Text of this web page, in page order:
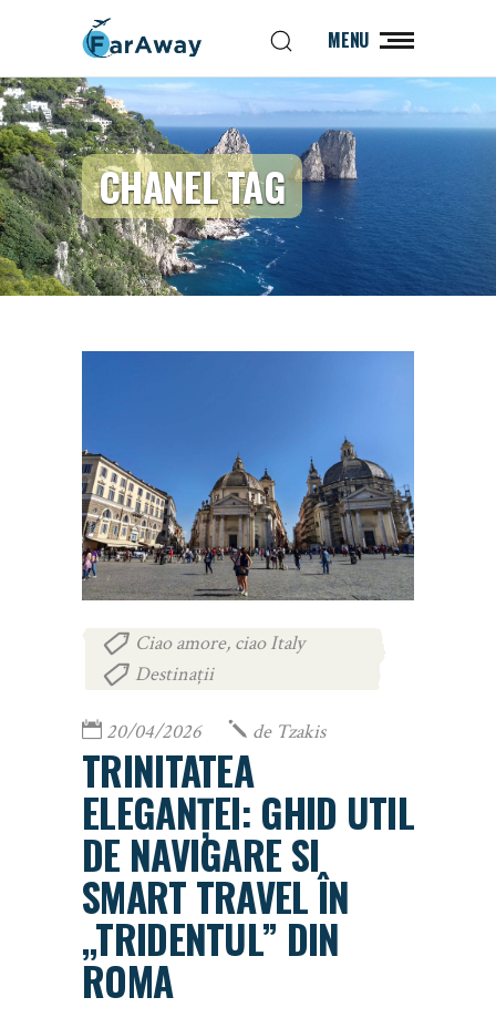
MENU
CHANEL TAG
Ciao amore, ciao Italy
Destinații
20/04/2026 de Tzakis
TRINITATEA
ELEGANȚEI: GHID UTIL
DE NAVIGARE SI
SMART TRAVEL ÎN
„TRIDENTUL” DIN
ROMA